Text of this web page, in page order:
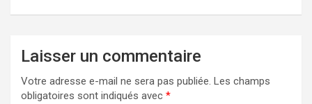
Laisser un commentaire
Votre adresse e-mail ne sera pas publiée. Les champs
obligatoires sont indiqués avec *